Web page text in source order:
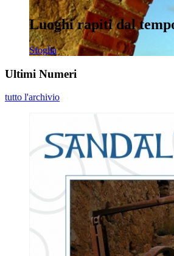
Luoghi rapiti dal
Sfoglia
Ultimi Numeri
tutto l'archivio